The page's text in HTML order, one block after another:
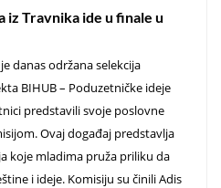
iz Travnika ide u finale u
danas održana selekcija
BIHUB – Poduzetničke ideje
predstavili svoje poslovne
Ovaj događaj predstavlja
koje mladima pruža priliku da
i ideje. Komisiju su činili Adis